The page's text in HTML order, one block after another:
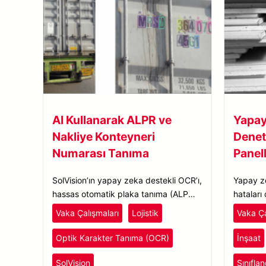
AI Kullanarak ALPR ve
Nakliye Konteyneri
Numarası Tanıma
SolVision’ın yapay zeka destekli OCR’ı,
hassas otomatik plaka tanıma (ALPR)
ve nakliye konteyneri numarası tanıma
olanağı sunarak kargo operasyonlarını
iyileştiriyor.
Vaka Çalışmaları Lojistik
Optik Karakter Tanıma (OCR)
SolVision
Yapay
ve
üretim
Vaka
İnşaat